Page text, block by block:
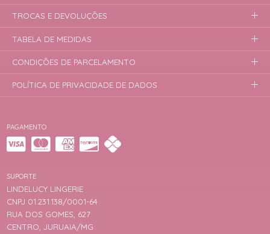
PAGAMENTO
SUPORTE
LINDELUCY LINGERIE
CNPJ 01.231.138/0001-64
RUA DOS GOMES, 627
CENTRO, JURUAIA/MG
TROCAS E DEVOLUÇÕES
TABELA DE MEDIDAS
CONDIÇÕES DE PARCELAMENTO
POLÍTICA DE PRIVACIDADE DE DADOS